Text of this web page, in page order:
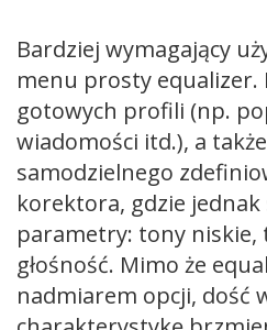
Bardziej wymagający
menu prosty equalizer.
gotowych profili (np.
wiadomości itd.), a
samodzielnego
korektora, gdzie
parametry: tony niskie,
głośność. Mimo że
nadmiarem opcji, dość